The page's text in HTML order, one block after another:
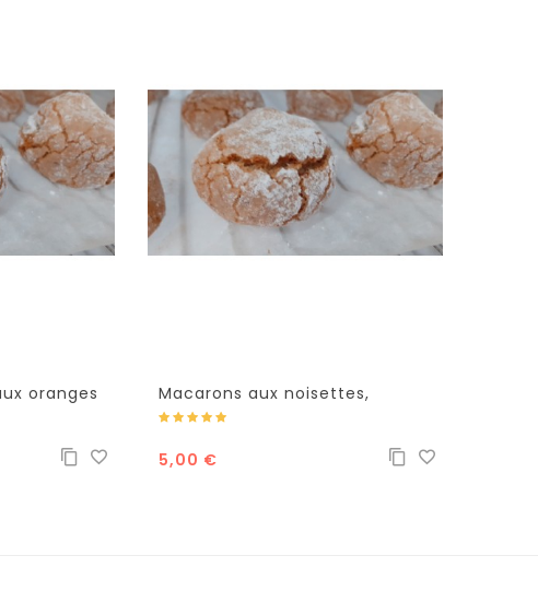
oranges
Macarons aux noisettes,
amandes et figues
5,00 €